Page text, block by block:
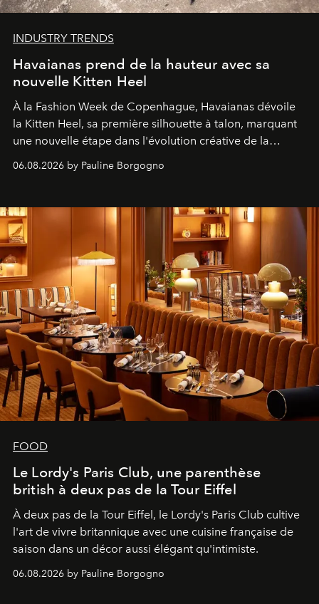
INDUSTRY TRENDS
Havaianas prend de la hauteur avec sa
nouvelle Kitten Heel
À la Fashion Week de Copenhague, Havaianas dévoile
la Kitten Heel, sa première silhouette à talon, marquant
une nouvelle étape dans l'évolution créative de la
06.08.2026 by Pauline Borgogno
FOOD
Le Lordy's Paris Club, une parenthèse
british à deux pas de la Tour Eiffel
À deux pas de la Tour Eiffel, le Lordy's Paris Club cultive
l'art de vivre britannique avec une cuisine française de
saison dans un décor aussi élégant qu'intimiste.
06.08.2026 by Pauline Borgogno